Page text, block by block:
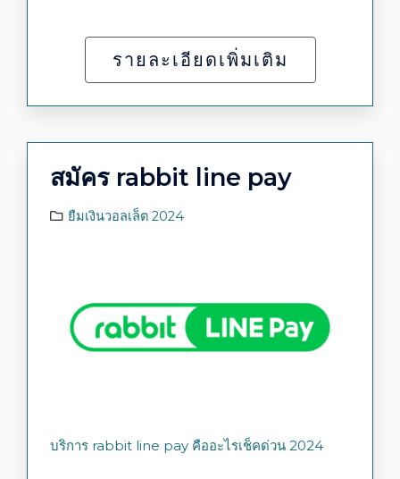
รายละเอียดเพิ่มเติม
สมัคร rabbit line pay
ยืมเงินวอลเล็ต 2024
บริการ rabbit line pay คืออะไรเช็คด่วน 2024